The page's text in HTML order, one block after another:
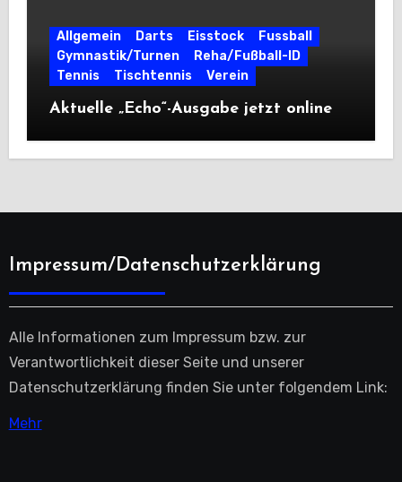
Allgemein Darts Eisstock
Fussball
Gymnastik/Turnen
Reha/Fußball-ID
Tennis
Tischtennis Verein
Aktuelle „Echo“-Ausgabe jetzt online
Impressum/Datenschutzerklärung
Alle Informationen zum Impressum bzw. zur
Verantwortlichkeit dieser Seite und unserer
Datenschutzerklärung finden Sie unter folgendem Link:
Mehr